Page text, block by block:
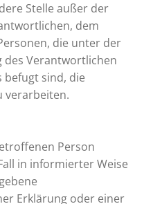
Stelle außer der
dem
die unter der
Verantwortlichen
sind, die
verarbeiten.
Person
in informierter Weise
Erklärung oder einer